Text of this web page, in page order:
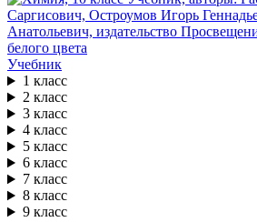
Учебник
1 класс
2 класс
3 класс
4 класс
5 класс
6 класс
7 класс
8 класс
9 класс